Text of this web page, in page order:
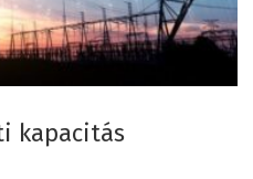
kapacitás